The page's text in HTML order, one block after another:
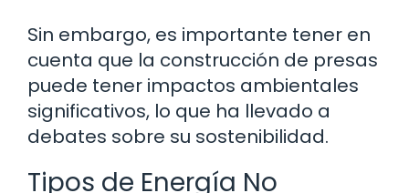
Sin embargo, es importante tener en
cuenta que la construcción de presas
puede tener impactos ambientales
significativos, lo que ha llevado a
debates sobre su sostenibilidad.
Tipos de Energía No